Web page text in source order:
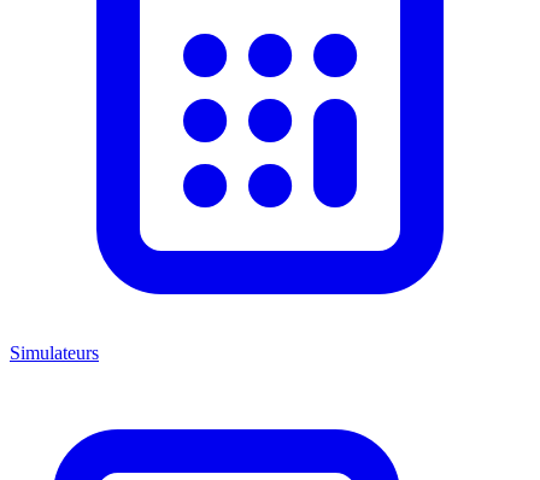
Simulateurs